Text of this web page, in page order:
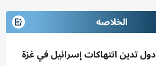
الخلاصه
الإمارات و7 دول تدين انتهاكات إسرائيل في غزة